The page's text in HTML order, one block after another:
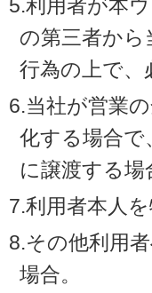
5.利用者が本
の第三者か
行為の上で、
6.当社が営業
化する場合で
に譲渡する場
7.利用者本人
8.その他利用
場合。